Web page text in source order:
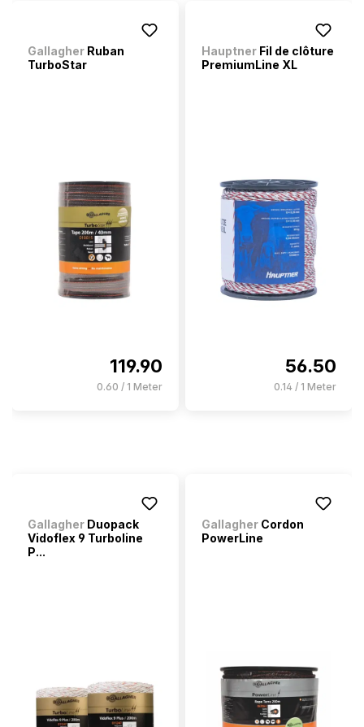
Gallagher Ruban
TurboStar
119.90
0.60 / 1 Meter
Hauptner Fil de clôture
PremiumLine XL
56.50
0.14 / 1 Meter
Gallagher Duopack
Vidoflex 9 Turboline
P...
Gallagher Cordon
PowerLine